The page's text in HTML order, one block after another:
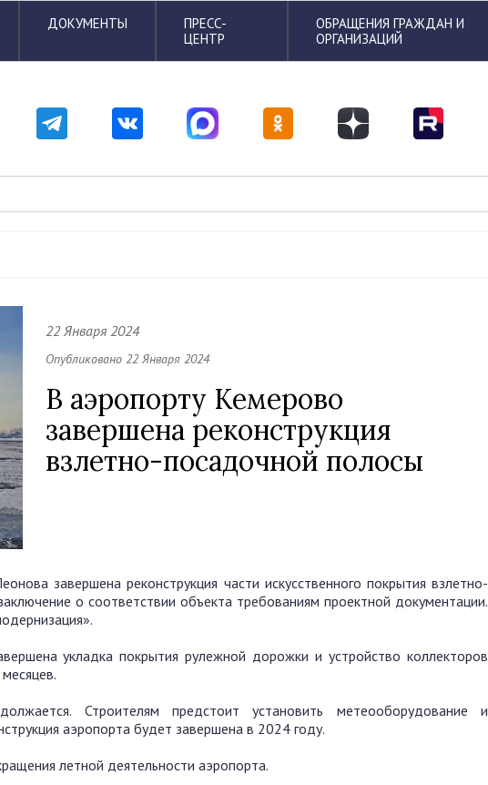
ДОКУМЕНТЫ
ПРЕСС-
ЦЕНТР
ОБРАЩЕНИЯ ГРАЖДАН И
ОРГАНИЗАЦИЙ
22 Января 2024
Опубликовано 22 Января 2024
В аэропорту Кемерово
завершена реконструкция
взлетно-посадочной полосы
завершена реконструкция части искусственного покрытия взлетно-
о соответствии объекта требованиям проектной документации.
укладка покрытия рулежной дорожки и устройство коллекторов
Строителям предстоит установить метеооборудование и
аэропорта будет завершена в 2024 году.
летной деятельности аэропорта.